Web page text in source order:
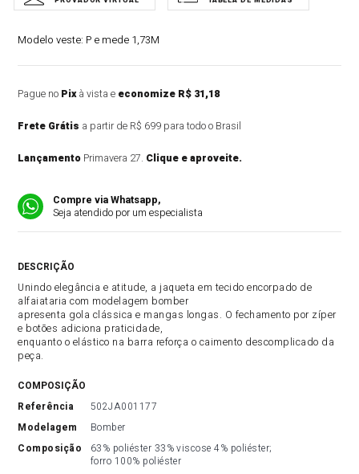
Modelo veste: P e mede 1,73M
Pague no Pixà vista e economize R$ 31,18
Frete Grátis a partir de R$ 699 para todo o Brasil
Lançamento Primavera 27. Clique e aproveite.
Compre via Whatsapp,
Seja atendido por um especialista
Unindo elegância e atitude, a jaqueta em tecido encorpado de
alfaiataria com modelagem bomber
apresenta gola clássica e mangas longas. O fechamento por zíper
e botões adiciona praticidade,
enquanto o elástico na barra reforça o caimento descomplicado da
peça.
COMPOSIÇÃO
referência
502JA001177
modelagem
Bomber
composição
63% poliéster 33% viscose 4% poliéster;
forro 100% poliéster